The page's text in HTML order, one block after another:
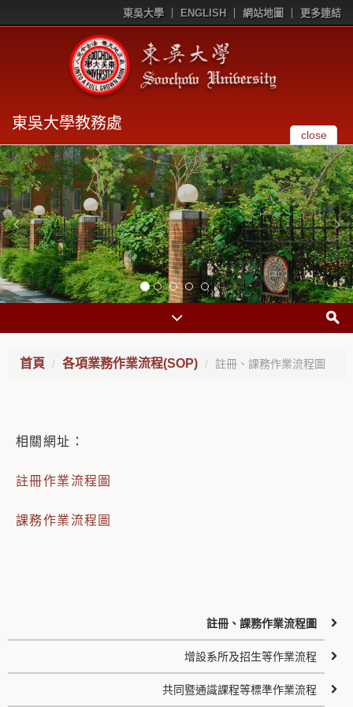
東吳大學 ENGLISH 網站地圖 更多連結
東吳大學教務處
close
首頁 各項業務作業流程(SOP) 註冊、課務作業流程圖
相關網址：
註冊作業流程圖
課務作業流程圖
註冊、課務作業流程圖
增設系所及招生等作業流程
共同暨通識課程等標準作業流程